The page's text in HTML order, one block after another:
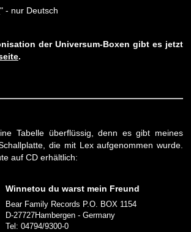
" - nur Deutsch
der Universum-Boxen gibt es jetzt
.
Tabelle überflüssig, denn es gibt meines
die mit Lex aufgenommen wurde.
auf CD erhältlich:
Winnetou du warst mein Freund
Bear Family Records P.O. BOX 1154
D-27727Hambergen - Germany
Tel: 04794/9300-0